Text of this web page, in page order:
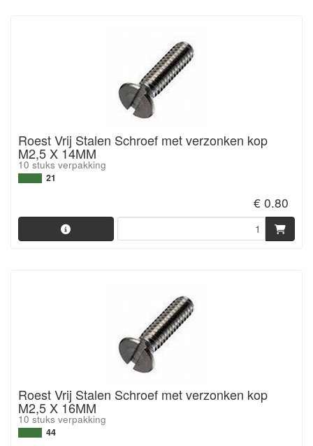
Roest Vrij Stalen Schroef met verzonken kop
M2,5 X 14MM
10 stuks verpakking
21
€ 0.80
Roest Vrij Stalen Schroef met verzonken kop
M2,5 X 16MM
10 stuks verpakking
44